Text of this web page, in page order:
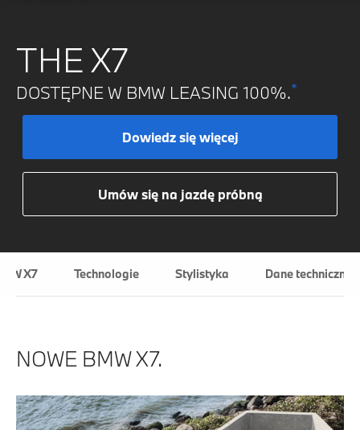
THE X7
DOSTĘPNE W BMW LEASING 100%.*
Dowiedz się więcej
Umów się na jazdę próbną
X7 Technologie Stylistyka Dane techniczne
NOWE BMW X7.